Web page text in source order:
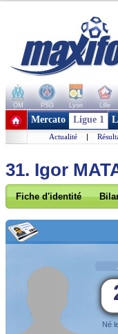
OM PSG Lyon Lille
+ de clubs
Mercato Ligue 1
Actualité |
31. Igor
Fiche d'identité
Né